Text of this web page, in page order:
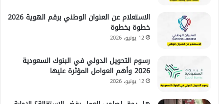
الاستعلام عن العنوان الوطني برقم الهوية 2026
خطوة بخطوة
12 يونيو، 2026
رسوم التحويل الدولي في البنوك السعودية
2026 وأهم العوامل المؤثرة عليها
12 يونيو، 2026